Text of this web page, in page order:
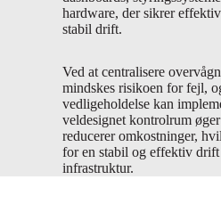
hardware, der sikrer
stabil drift.
Ved at centralisere
mindskes risikoen for fejl,
vedligeholdelse kan
veldesignet kontrolrum
reducerer omkostninger,
for en stabil og effektiv
infrastruktur.